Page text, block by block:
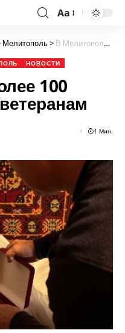
Aa
Мелитополь> В Мелитополе более 100 наград вручили ветеранам
НОВОСТИ
100
1 Мин.